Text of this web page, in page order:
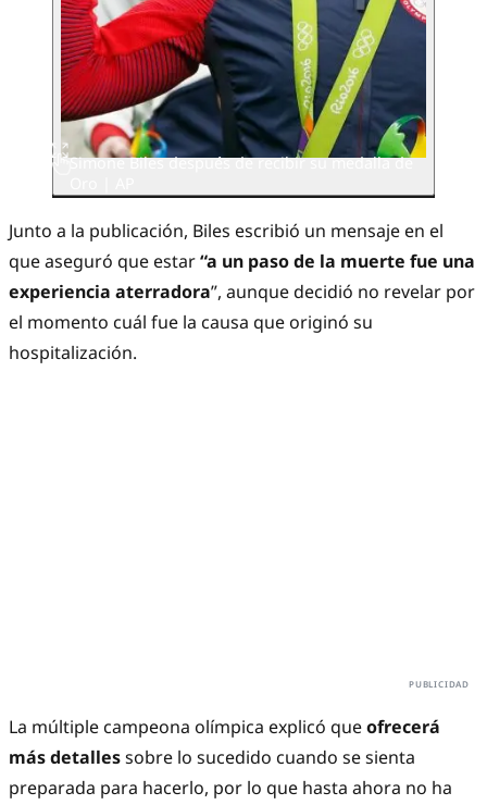
Simone Biles después de recibir su medalla de
Junto a la publicación, Biles escribió un mensaje en el
que aseguró que estar“a un paso de la muerte fue una
experiencia aterradora”, aunque decidió no revelar por
el momento cuál fue la causa que originó su
hospitalización.
La múltiple campeona olímpica explicó queofrecerá
más detallessobre lo sucedido cuando se sienta
preparada para hacerlo, por lo que hasta ahora no ha